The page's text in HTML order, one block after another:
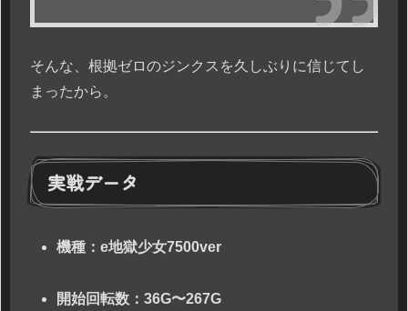
そんな、根拠ゼロのジンクスを久しぶりに信じてし
まったから。
実戦データ
機種：e地獄少女7500ver
開始回転数：36G〜267G